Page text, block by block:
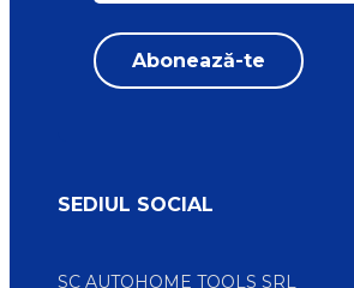
SEDIUL SOCIAL
SC AUTOHOME TOOLS SRL